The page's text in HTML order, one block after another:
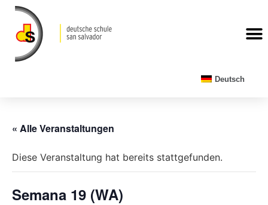
Deutsch
« Alle Veranstaltungen
Diese Veranstaltung hat bereits stattgefunden.
Semana 19 (WA)